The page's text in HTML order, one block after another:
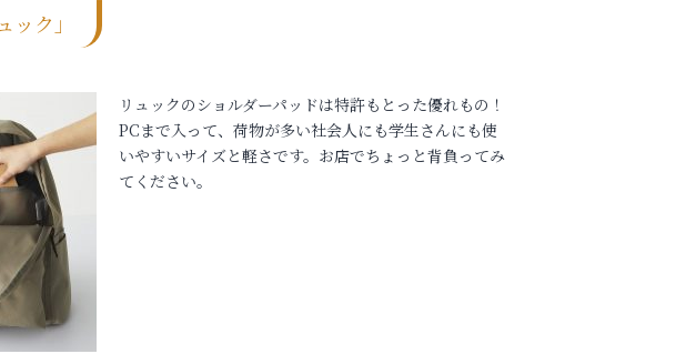
ク」
リュックのショルダーパッドは特許もとった優れもの！
PCまで入って、荷物が多い社会人にも学生さんにも使
いやすいサイズと軽さです。お店でちょっと背負ってみ
てください。